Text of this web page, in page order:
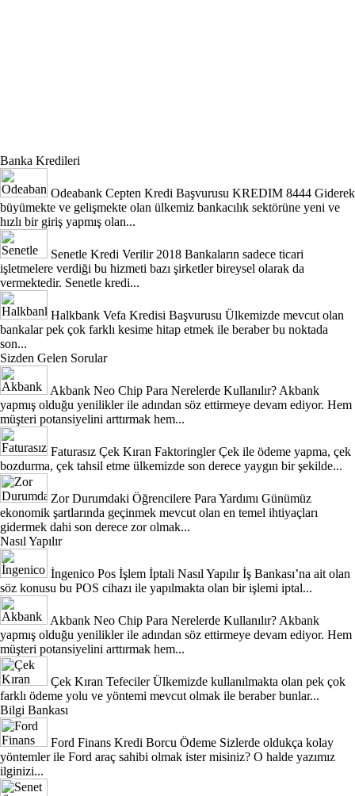
Banka Kredileri
Odeabank Cepten Kredi Başvurusu KREDIM 8444 Giderek
büyümekte ve gelişmekte olan ülkemiz bankacılık sektörüne yeni ve
hızlı bir giriş yapmış olan...
Senetle Kredi Verilir 2018 Bankaların sadece ticari
işletmelere verdiği bu hizmeti bazı şirketler bireysel olarak da
vermektedir. Senetle kredi...
Halkbank Vefa Kredisi Başvurusu Ülkemizde mevcut olan
bankalar pek çok farklı kesime hitap etmek ile beraber bu noktada
son...
Sizden Gelen Sorular
Akbank Neo Chip Para Nerelerde Kullanılır? Akbank
yapmış olduğu yenilikler ile adından söz ettirmeye devam ediyor. Hem
müşteri potansiyelini arttırmak hem...
Faturasız Çek Kıran Faktoringler Çek ile ödeme yapma, çek
bozdurma, çek tahsil etme ülkemizde son derece yaygın bir şekilde...
Zor Durumdaki Öğrencilere Para Yardımı Günümüz
ekonomik şartlarında geçinmek mevcut olan en temel ihtiyaçları
gidermek dahi son derece zor olmak...
Nasıl Yapılır
İngenico Pos İşlem İptali Nasıl Yapılır İş Bankası’na ait olan
söz konusu bu POS cihazı ile yapılmakta olan bir işlemi iptal...
Akbank Neo Chip Para Nerelerde Kullanılır? Akbank
yapmış olduğu yenilikler ile adından söz ettirmeye devam ediyor. Hem
müşteri potansiyelini arttırmak hem...
Çek Kıran Tefeciler Ülkemizde kullanılmakta olan pek çok
farklı ödeme yolu ve yöntemi mevcut olmak ile beraber bunlar...
Bilgi Bankası
Ford Finans Kredi Borcu Ödeme Sizlerde oldukça kolay
yöntemler ile Ford araç sahibi olmak ister misiniz? O halde yazımız
ilginizi...